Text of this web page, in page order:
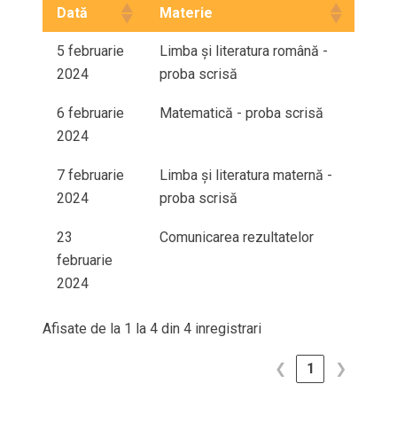
Dată Materie
5 februarie
2024
Limba și literatura română -
proba scrisă
6 februarie
2024
Matematică - proba scrisă
7 februarie
2024
Limba și literatura maternă -
proba scrisă
23
februarie
2024
Comunicarea rezultatelor
Afisate de la 1 la 4 din 4 inregistrari
❮ 1 ❯